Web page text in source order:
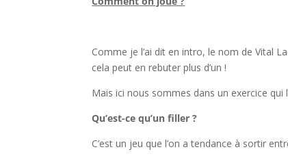
Comme je l’ai dit en intro, le nom de Vital
cela peut en rebuter plus d’un !
Mais ici nous sommes dans un exercice
Qu’est-ce qu’un filler ?
C’est un jeu que l’on a tendance à sortir